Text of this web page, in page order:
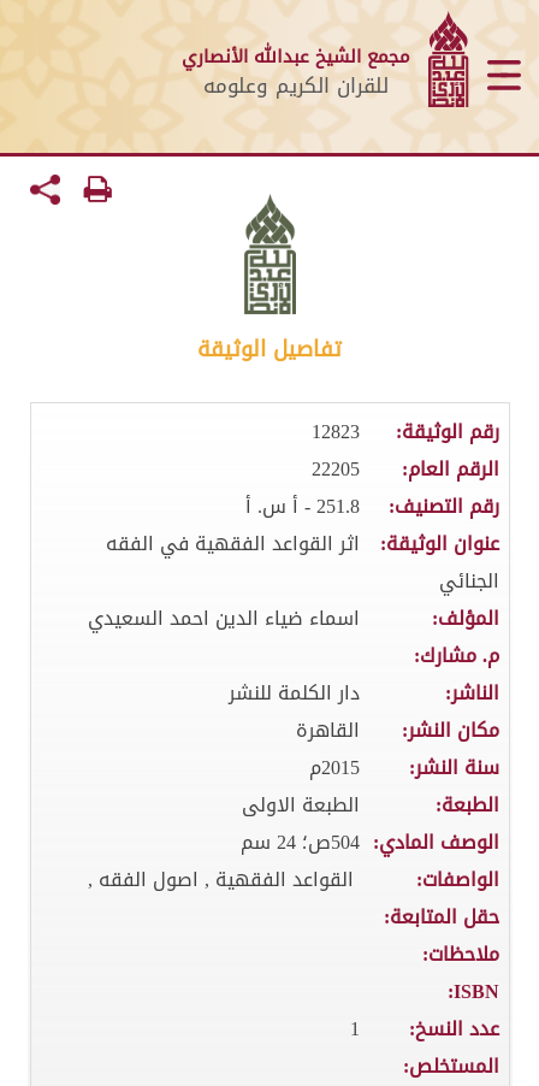
مجمع الشيخ عبدالله الأنصاري
للقران الكريم وعلومه
تفاصيل الوثيقة
رقم الوثيقة:
12823
الرقم العام:
22205
رقم التصنيف:
251.8 - أ س. أ
عنوان الوثيقة:
اثر القواعد الفقهية في الفقه
الجنائي
المؤلف:
اسماء ضياء الدين احمد السعيدي
م. مشارك:
الناشر:
دار الكلمة للنشر
مكان النشر:
القاهرة
سنة النشر:
2015م
الطبعة:
الطبعة الاولى
الوصف المادي: 504ص؛ 24 سم
الواصفات:
القواعد الفقهية , اصول الفقه ,
حقل المتابعة:
ملاحظات:
ISBN:
عدد النسخ:
1
المستخلص: